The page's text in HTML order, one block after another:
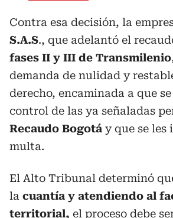
Contra esa decisión, la
S.A.S., que adelantó el
fases II y III de Transmilenio
demanda de nulidad y
derecho, encaminada a que
control de las ya señaladas
Recaudo Bogotá y que se les
multa.
El Alto Tribunal determinó
la cuantía y atendiendo al
territorial, el proceso debe